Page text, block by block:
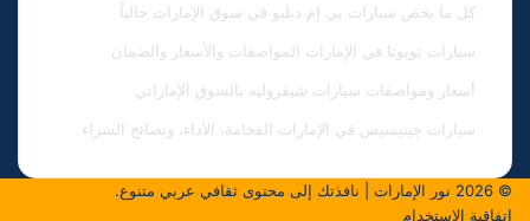
كل ما يخص سيارات بي إم دبليو في سوق الإمارات حالياً
سيارات تويوتا في الإمارات المواصفات والأسعار والضمان
أسعار ومواصفات سيارات شيفروليه بالسوق الإماراتي
سيارات جينيسيس في الإمارات الفخامة، الأداء، ونصائح الشراء
© 2026 نور الإمارات | نافذتك إلى محتوى ثقافي عربي متنوع.
اتفاقية الاستخدام